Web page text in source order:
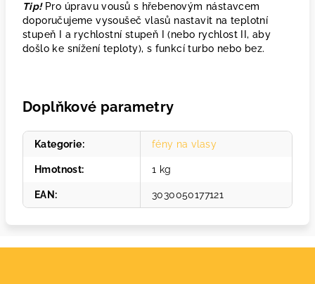
Tip!Pro úpravu vousů s hřebenovým nástavcem
doporučujeme vysoušeč vlasů nastavit na teplotní
stupeň I a rychlostní stupeň I (nebo rychlost II, aby
došlo ke snížení teploty), s funkcí turbo nebo bez.
Doplňkové parametry
Kategorie: fény na vlasy
Hmotnost: 1 kg
EAN : 3030050177121